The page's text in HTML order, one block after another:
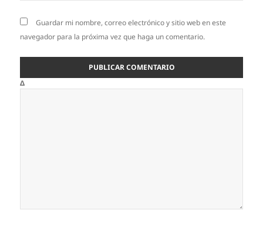
Guardar mi nombre, correo electrónico y sitio web en este
navegador para la próxima vez que haga un comentario.
Δ